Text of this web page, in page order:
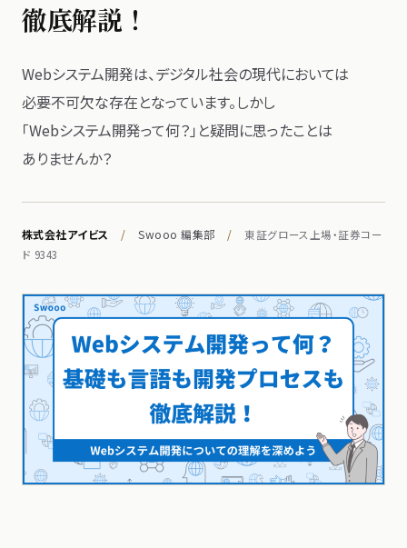
徹底解説！
Webシステム開発は、​デジタル社会の​現代に​おいては​
必要不可欠な​存在と​なっています。​しかし​
「Webシステム開発って​何？」と​疑問に​思った​ことは​
ありませんか？
株式会社アイビス / Swooo 編集部 /
東証グロース上場・証券コー
ド 9343